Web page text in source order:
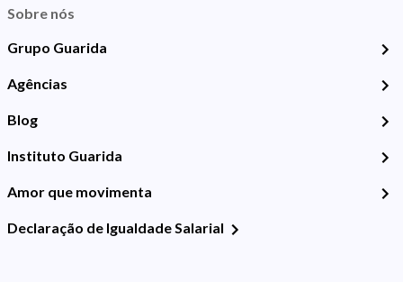
Sobre nós
Grupo Guarida
Agências
Blog
Instituto Guarida
Amor que movimenta
Declaração de Igualdade Salarial